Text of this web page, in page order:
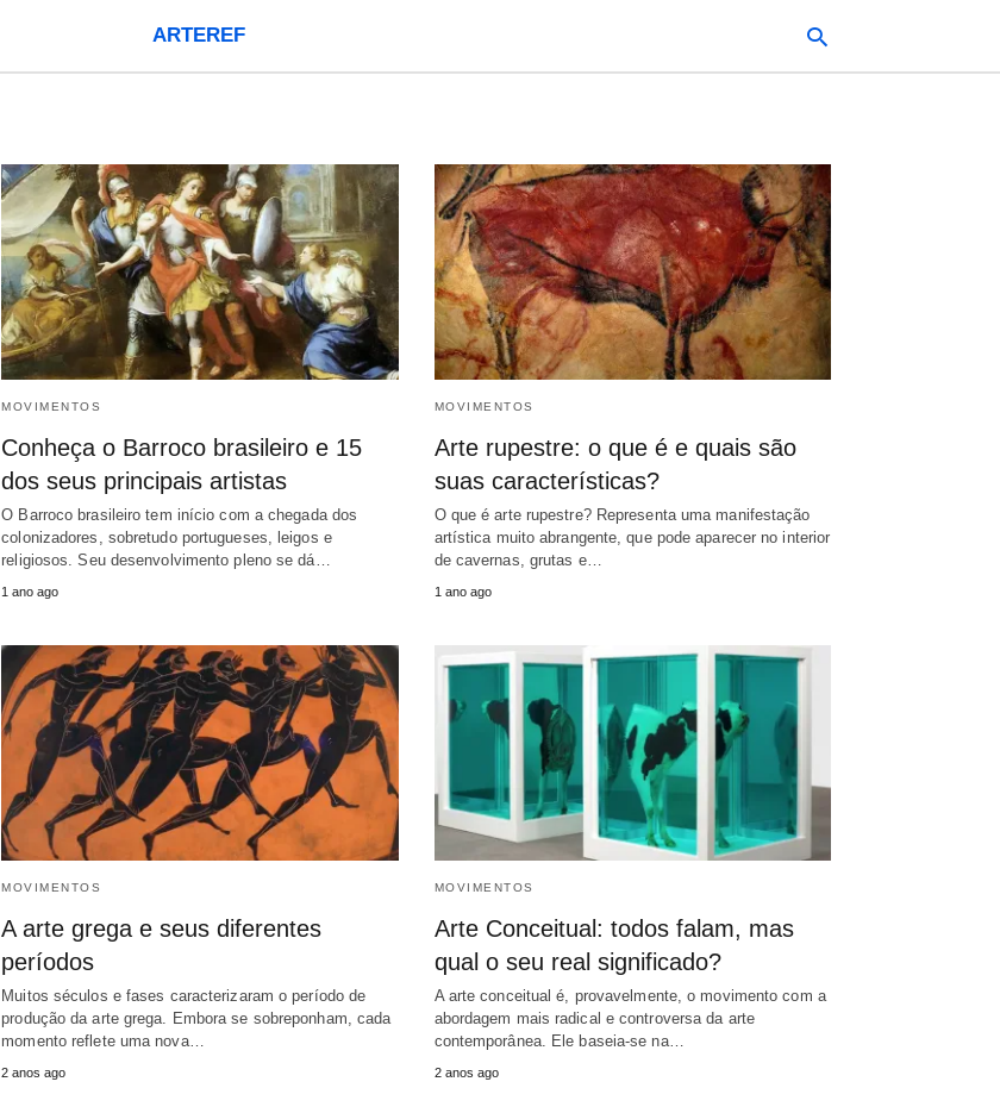
ARTEREF
MOVIMENTOS
Conheça o Barroco brasileiro e 15
dos seus principais artistas
O Barroco brasileiro tem início com a chegada dos
colonizadores, sobretudo portugueses, leigos e
religiosos. Seu desenvolvimento pleno se dá…
1 ano ago
MOVIMENTOS
Arte rupestre: o que é e quais são
suas características?
O que é arte rupestre? Representa uma manifestação
artística muito abrangente, que pode aparecer no interior
de cavernas, grutas e…
1 ano ago
MOVIMENTOS
A arte grega e seus diferentes
períodos
Muitos séculos e fases caracterizaram o período de
produção da arte grega. Embora se sobreponham, cada
momento reflete uma nova…
2 anos ago
MOVIMENTOS
Arte Conceitual: todos falam, mas
qual o seu real significado?
A arte conceitual é, provavelmente, o movimento com a
abordagem mais radical e controversa da arte
contemporânea. Ele baseia-se na…
2 anos ago